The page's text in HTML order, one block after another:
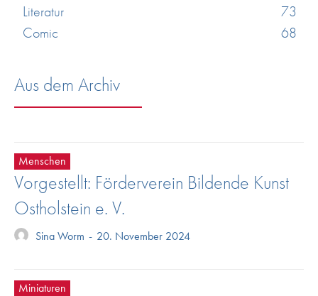
Literatur
73
Comic
68
Aus dem Archiv
Menschen
Vorgestellt: Förderverein Bildende Kunst
Ostholstein e. V.
Sina Worm - 20. November 2024
Miniaturen